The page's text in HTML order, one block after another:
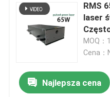
Dom
Produkty
Filmy
RMS
laser
KHz
MOQ
Cena
Najlepsza cena